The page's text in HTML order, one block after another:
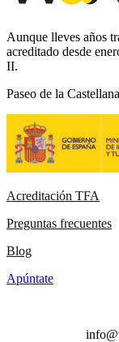
Aunque lleves años
acreditado desde
II.
Paseo de la
Acreditación TFA
Preguntas frecuentes
Blog
Apúntate